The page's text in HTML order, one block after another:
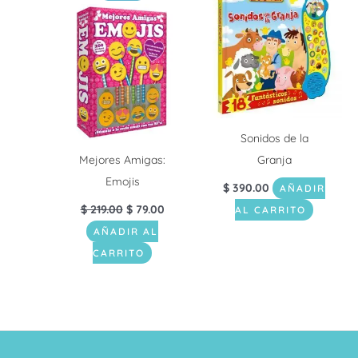
Mejores Amigas:
Emojis
$219.00
original
era:
$ 219.00.
$79.00
actual
es:
$ 79.00.
AÑADIR AL
CARRITO
Sonidos de la
Granja
$ 390.00
AÑADIR
AL CARRITO